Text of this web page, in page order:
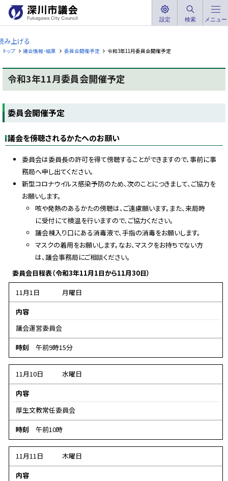
へ
メ
ニ
ュ
へ
深
川
市
議
会
u
a
C
設定 検索 メニュー
み上げる
トップ 議会情報・結果 委員会開催予定 令和3年11月委員会開催予定
令和3年11月委員会開催予定
ー
ジ
内
次
委員会開催予定
議会を傍聴されるかたへのお願い
委員会は委員長の許可を得て傍聴することができますので、事前に事
務局へ申し出てください。
新型コロナウイルス感染予防のため、次のことにつきまして、ご協力を
お願いします。
咳や発熱のあるかたの傍聴は、ご遠慮願います。また、来局時
に受付にて検温を行いますので、ご協力ください。
議会棟入り口にある消毒液で、手指の消毒をお願いします。
マスクの着用をお願いします。なお、マスクをお持ちでない方
は、議会事務局にご相談ください。
委員会日程表（令和3年11月1日から11月30日）
11月1日
月曜日
内容
議会運営委員会
時刻
午前9時15分
11月10日
水曜日
内容
厚生文教常任委員会
時刻
午前10時
11月11日
木曜日
内容